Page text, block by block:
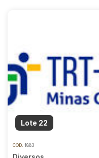
Lote 22
COD. 1883